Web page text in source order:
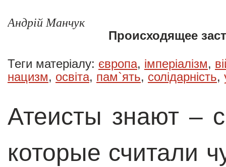
Андрій Манчук
Происходящее
Теги матеріалу: європа, імперіалізм,
нацизм, освіта, пам`ять, солідарність,
Атеисты знают –
которые считали